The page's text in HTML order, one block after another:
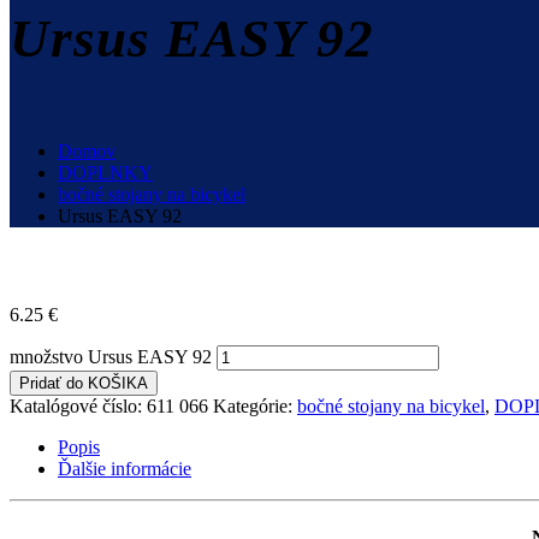
Ursus EASY 92
Domov
DOPLNKY
bočné stojany na bicykel
Ursus EASY 92
6.25 €
množstvo Ursus EASY 92
Pridať do KOŠIKA
Katalógové číslo: 611 066 Kategórie: bočné stojany na bicykel,
Popis
Ďalšie informácie